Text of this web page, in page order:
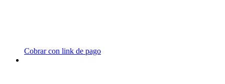
Cobrar con link de pago